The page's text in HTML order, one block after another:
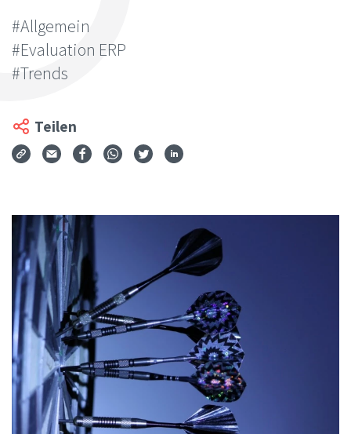
#Allgemein
#Evaluation ERP
#Trends
Teilen
Via Mail teilen
Auf Facebook teilen
Auf WhatsApp teilen
Auf Twitter teilen
Auf LinkedIn teilen